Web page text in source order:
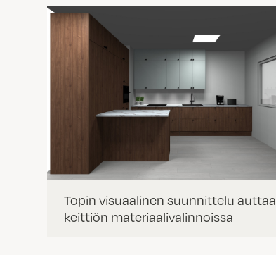
Topin visuaalinen suunnittelu auttaa
keittiön materiaalivalinnoissa